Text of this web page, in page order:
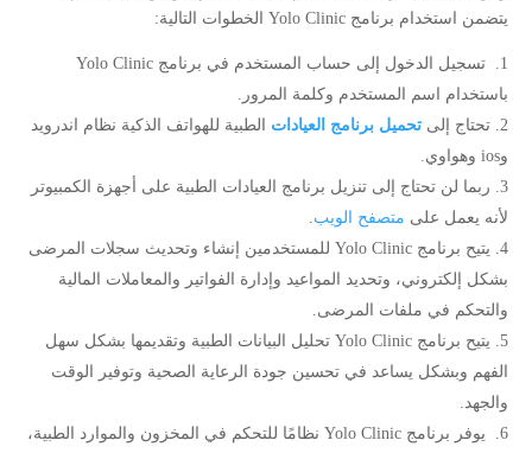
يتضمن استخدام برنامج Yolo Clinic الخطوات التالية:
تسجيل الدخول إلى حساب المستخدم في برنامج Yolo Clinic
باستخدام اسم المستخدم وكلمة المرور.
تحتاج إلى تحميل برنامج العيادات الطبية للهواتف الذكية نظام اندرويد
وios وهواوي.
ربما لن تحتاج إلى تنزيل برنامج العيادات الطبية على أجهزة الكمبيوتر
لأنه يعمل على متصفح الويب
يتيح برنامج Yolo Clinic للمستخدمين إنشاء وتحديث سجلات المرضى
بشكل إلكتروني، وتحديد المواعيد وإدارة الفواتير والمعاملات المالية
والتحكم في ملفات المرضى.
يتيح برنامج Yolo Clinic تحليل البيانات الطبية وتقديمها بشكل سهل
الفهم وبشكل يساعد في تحسين جودة الرعاية الصحية وتوفير الوقت
والجهد.
يوفر برنامج Yolo Clinic نظامًا للتحكم في المخزون والموارد الطبية،